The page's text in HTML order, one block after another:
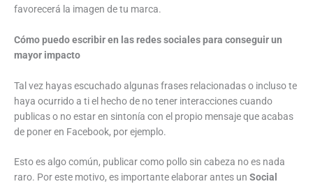
favorecerá la imagen de tu marca.
Cómo puedo escribir en las redes sociales para conseguir un
mayor impacto
Tal vez hayas escuchado algunas frases relacionadas o incluso te
haya ocurrido a ti el hecho de no tener interacciones cuando
publicas o no estar en sintonía con el propio mensaje que acabas
de poner en Facebook, por ejemplo.
Esto es algo común, publicar como pollo sin cabeza no es nada
raro. Por este motivo, es importante elaborar antes un Social